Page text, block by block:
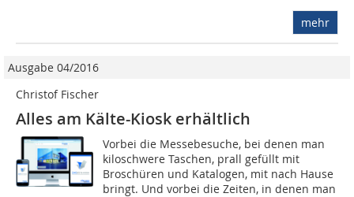
mehr
Ausgabe 04/2016
Christof Fischer
Alles am Kälte-Kiosk erhältlich
Vorbei die Messebesuche, bei denen man
kiloschwere Taschen, prall gefüllt mit
Broschüren und Katalogen, mit nach Hause
bringt. Und vorbei die Zeiten, in denen man